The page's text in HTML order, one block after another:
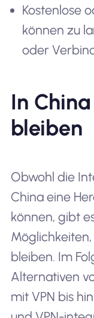
Kostenlose
können zu
oder
In
bleiben
Obwohl die
China eine
können, gibt
bleiben. Im
Alternativen
mit VPN bis